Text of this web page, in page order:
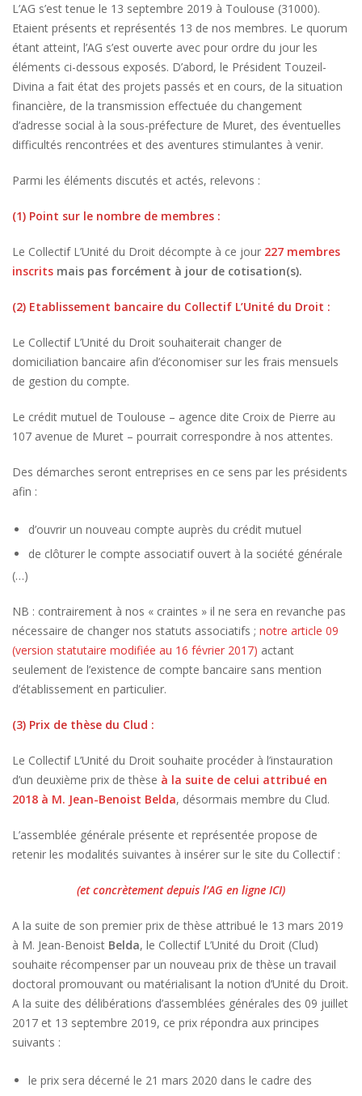
L’AG s’est tenue le 13 septembre 2019 à Toulouse (31000).
Etaient présents et représentés 13 de nos membres. Le quorum
étant atteint, l’AG s’est ouverte avec pour ordre du jour les
éléments ci-dessous exposés. D’abord, le Président Touzeil-
Divina a fait état des projets passés et en cours, de la situation
financière, de la transmission effectuée du changement
d’adresse social à la sous-préfecture de Muret, des éventuelles
difficultés rencontrées et des aventures stimulantes à venir.
Parmi les éléments discutés et actés, relevons :
(1) Point sur le nombre de membres :
Le Collectif L’Unité du Droit décompte à ce jour 227 membres
inscrits mais pas forcément à jour de cotisation(s).
(2) Etablissement bancaire du Collectif L’Unité du Droit :
Le Collectif L’Unité du Droit souhaiterait changer de
domiciliation bancaire afin d’économiser sur les frais mensuels
de gestion du compte.
Le crédit mutuel de Toulouse – agence dite Croix de Pierre au
107 avenue de Muret – pourrait correspondre à nos attentes.
Des démarches seront entreprises en ce sens par les présidents
afin :
d’ouvrir un nouveau compte auprès du crédit mutuel
de clôturer le compte associatif ouvert à la société générale
(…)
NB : contrairement à nos « craintes » il ne sera en revanche pas
nécessaire de changer nos statuts associatifs ; notre article 09
(version statutaire modifiée au 16 février 2017) actant
seulement de l’existence de compte bancaire sans mention
d’établissement en particulier.
(3) Prix de thèse du Clud :
Le Collectif L’Unité du Droit souhaite procéder à l’instauration
d’un deuxième prix de thèse à la suite de celui attribué en
2018 à M. Jean-Benoist Belda, désormais membre du Clud.
L’assemblée générale présente et représentée propose de
retenir les modalités suivantes à insérer sur le site du Collectif :
(et concrètement depuis l’AG en ligne ICI)
A la suite de son premier prix de thèse attribué le 13 mars 2019
à M. Jean-Benoist Belda, le Collectif L’Unité du Droit (Clud)
souhaite récompenser par un nouveau prix de thèse un travail
doctoral promouvant ou matérialisant la notion d’Unité du Droit.
A la suite des délibérations d’assemblées générales des 09 juillet
2017 et 13 septembre 2019, ce prix répondra aux principes
suivants :
le prix sera décerné le 21 mars 2020 dans le cadre des